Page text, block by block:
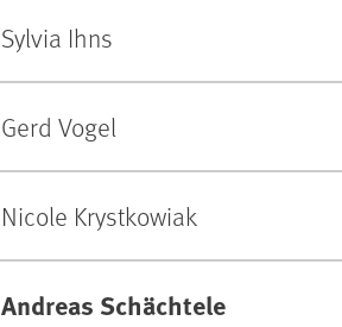
Sylvia Ihns
Gerd Vogel
Nicole Krystkowiak
Andreas Schächtele